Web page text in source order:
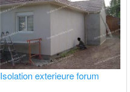
Isolation exterieure forum